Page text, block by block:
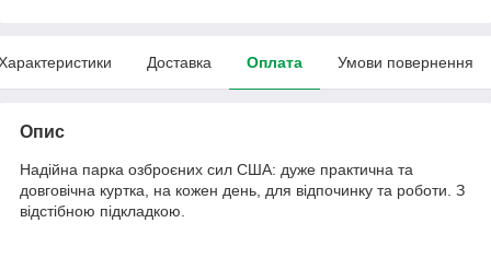
Доставка Оплата Умови повернення
Опис
Надійна парка озброєних сил США: дуже практична та
довговічна куртка, на кожен день, для відпочинку та роботи. З
відстібною підкладкою.